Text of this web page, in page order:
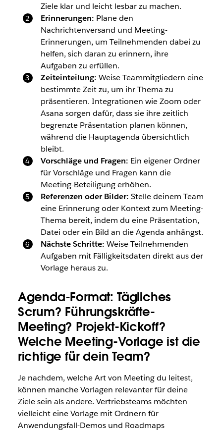
Ziele klar und leicht lesbar zu machen.
Erinnerungen: Plane den
Nachrichtenversand und Meeting-
Erinnerungen, um Teilnehmenden dabei zu
helfen, sich daran zu erinnern, ihre
Aufgaben zu erfüllen.
Zeiteinteilung: Weise Teammitgliedern eine
bestimmte Zeit zu, um ihr Thema zu
präsentieren. Integrationen wie Zoom oder
Asana sorgen dafür, dass sie ihre zeitlich
begrenzte Präsentation planen können,
während die Hauptagenda übersichtlich
bleibt.
Vorschläge und Fragen: Ein eigener Ordner
für Vorschläge und Fragen kann die
Meeting-Beteiligung erhöhen.
Referenzen oder Bilder: Stelle deinem Team
eine Erinnerung oder Kontext zum Meeting-
Thema bereit, indem du eine Präsentation,
Datei oder ein Bild an die Agenda anhängst.
Nächste Schritte: Weise Teilnehmenden
Aufgaben mit Fälligkeitsdaten direkt aus der
Vorlage heraus zu.
Agenda-Format: Tägliches
Scrum? Führungskräfte-
Meeting? Projekt-Kickoff?
Welche Meeting-Vorlage ist die
richtige für dein Team?
Je nachdem, welche Art von Meeting du leitest,
können manche Vorlagen relevanter für deine
Ziele sein als andere. Vertriebsteams möchten
vielleicht eine Vorlage mit Ordnern für
Anwendungsfall-Demos und Roadmaps